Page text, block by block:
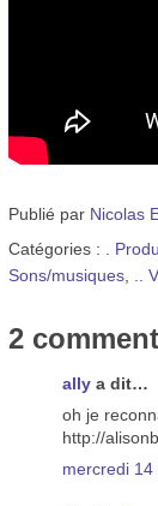
Publié par Nicolas
Catégories :
.
Sons/musiques
..
2
ally a dit…
oh je
http://
mercredi 14